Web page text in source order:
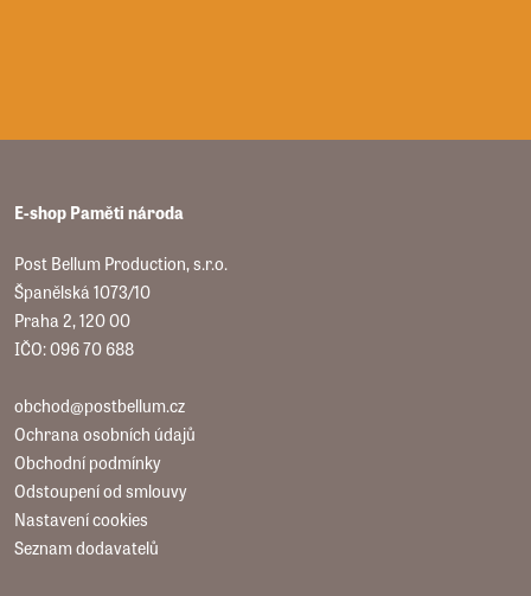
E-shop Paměti národa
Post Bellum Production, s.r.o.
Španělská 1073/10
Praha 2, 120 00
IČO: 096 70 688
obchod@postbellum.cz
Ochrana osobních údajů
Obchodní podmínky
Odstoupení od smlouvy
Nastavení cookies
Seznam dodavatelů